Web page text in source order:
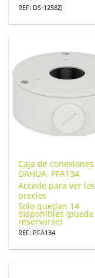
REF: DS-1258ZJ
Caja de conexiones
DAHUA. PFA134
Accede para ver los
precios
Solo quedan 14
disponibles (puede
reservarse)
REF: PFA134